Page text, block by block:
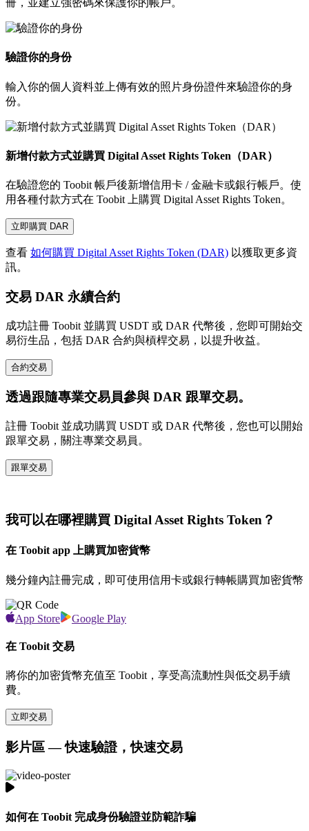
冊，並建立強密碼來保護你的帳戶。
驗證你的身份
輸入你的個人資料並上傳有效的照片身份證件來驗證你的身
份。
新增付款方式並購買 Digital Asset Rights Token（DAR）
在驗證您的 Toobit 帳戶後新增信用卡 / 金融卡或銀行帳戶。使
用各種付款方式在 Toobit 上購買 Digital Asset Rights Token。
立即購買 DAR
查看 如何購買 Digital Asset Rights Token (DAR) 以獲取更多資
訊。
交易 DAR 永續合約
成功註冊 Toobit 並購買 USDT 或 DAR 代幣後，您即可開始交
易衍生品，包括 DAR 合約與槓桿交易，以提升收益。
合約交易
透過跟隨專業交易員參與 DAR 跟單交易。
註冊 Toobit 並成功購買 USDT 或 DAR 代幣後，您也可以開始
跟單交易，關注專業交易員。
跟單交易
我可以在哪裡購買 Digital Asset Rights Token？
在 Toobit app 上購買加密貨幣
幾分鐘內註冊完成，即可使用信用卡或銀行轉帳購買加密貨幣
App Store Google Play
在 Toobit 交易
將你的加密貨幣充值至 Toobit，享受高流動性與低交易手續
費。
立即交易
影片區 — 快速驗證，快速交易
如何在 Toobit 完成身份驗證並防範詐騙